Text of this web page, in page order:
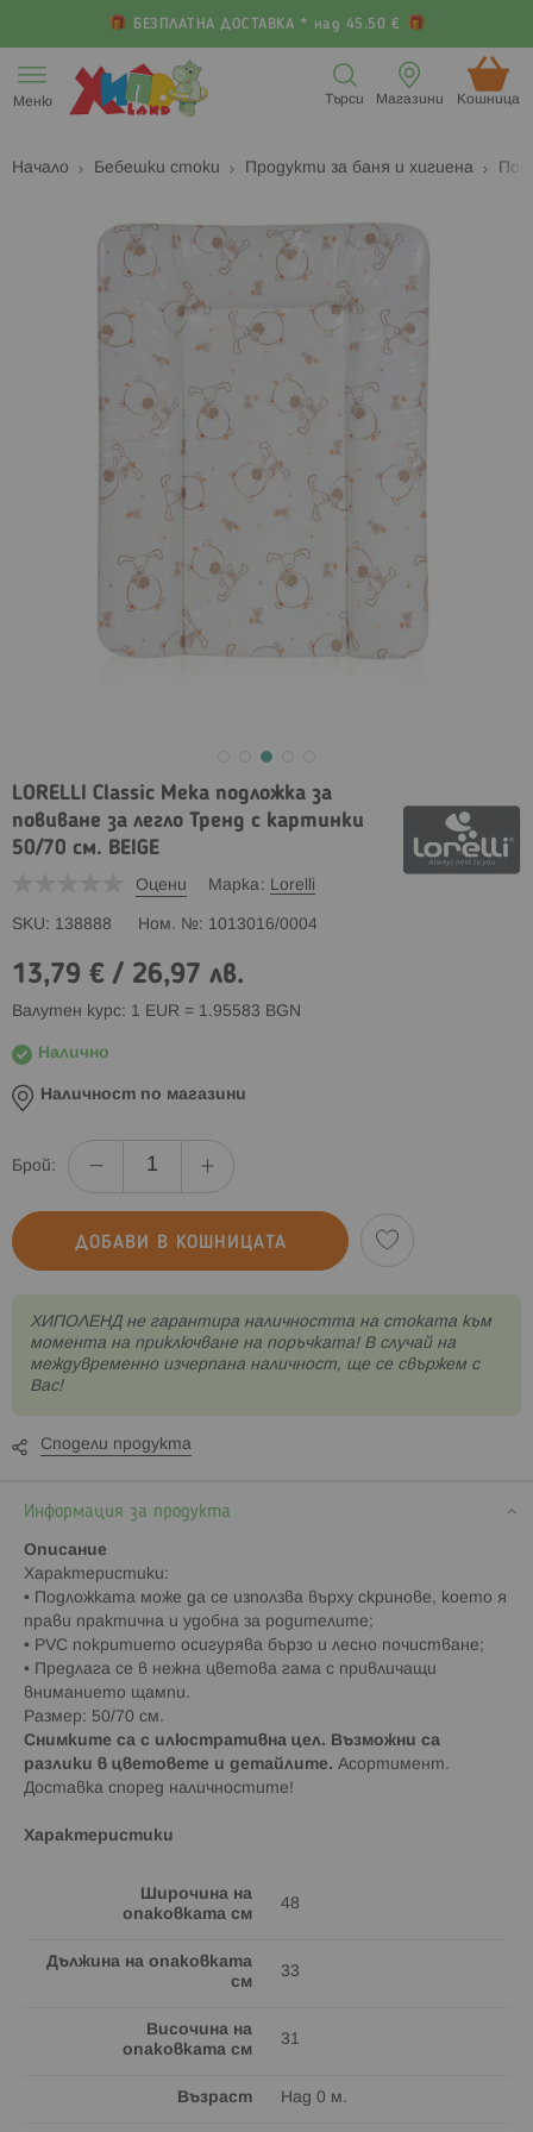
БЕЗПЛАТНА ДОСТАВКА * над 45.50 €
към
съдържанието
Меню Кошница (
Магазини
Търси
Начало Бебешки стоки Продукти за баня и хигиена
изображенията
LORELLI Classic Мека подложка за
повиване за легло Тренд с картинки
50/70 см. BEIGE
Оцени Марка Lorelli
SKU 138888 Ном. № 1013016/0004
13,79 € / 26,97 лв.
Валутен курс: 1 EUR = 1.95583 BGN
Налично
Наличност по магазини
Брой:
ДОБАВИ В КОШНИЦАТА
XИПОЛЕНД не гарантира наличността на стоката към
момента на приключване на поръчката! В случай на
междувременно изчерпана наличност, ще се свържем с
Вас!
Сподели продукта
Информация за продукта
Описание
Характеристики:
• Подложката може да се използва върху скринове, което я
прави практична и удобна за родителите;
• PVC покритието осигурява бързо и лесно почистване;
• Предлага се в нежна цветова гама с привличащи
вниманието щампи.
Размер: 50/70 см.
Снимките са с илюстративна цел. Възможни са
разлики в цветовете и детайлите. Асортимент.
Доставка според наличностите!
Характеристики
Широчина на
опаковката см
48
Дължина на опаковката
см
33
Височина на
опаковката см
31
Възраст Над 0 м.